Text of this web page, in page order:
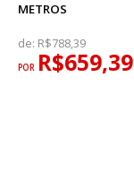
METROS
de: R$788,39
POR R$659,39